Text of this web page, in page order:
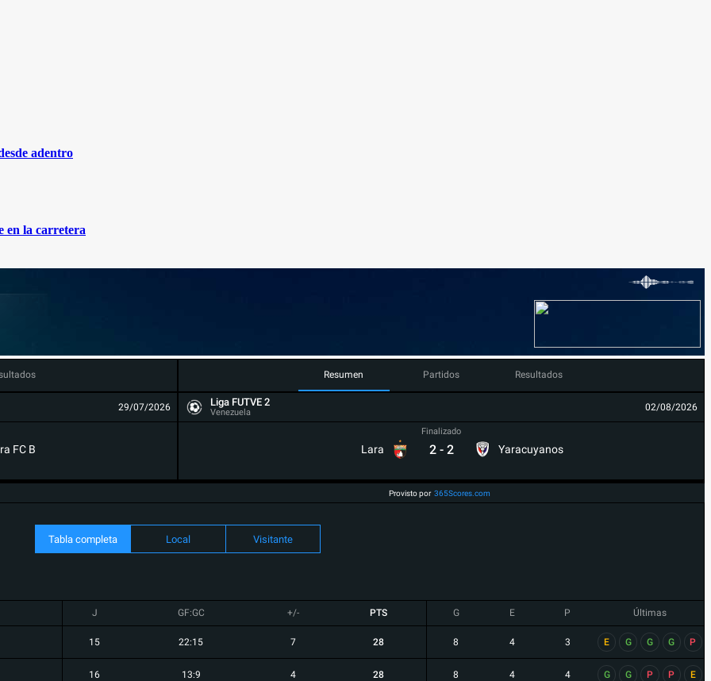
adentro
en la carretera
29/07/2026
FC B
Resumen Partidos Resultados
Liga FUTVE 2
Venezuela 02/08/2026
Lara
Finalizado
2 - 2 Yaracuyanos
Provisto por 365Scores.com
Tabla completa Local Visitante
J GF:GC +/- PTS G E P Últimas
15 22:15 7 28 8 4 3 E G G G P
16 13:9 4 28 8 4 4 G G P P E